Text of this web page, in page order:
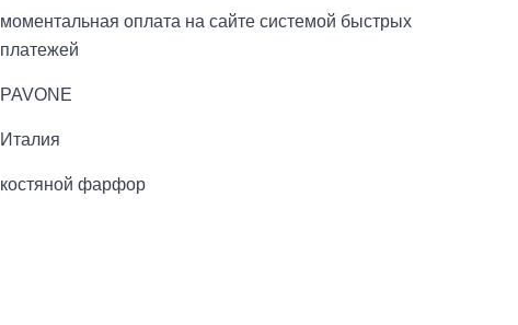
моментальная оплата на сайте системой быстрых
платежей
PAVONE
Италия
костяной фарфор